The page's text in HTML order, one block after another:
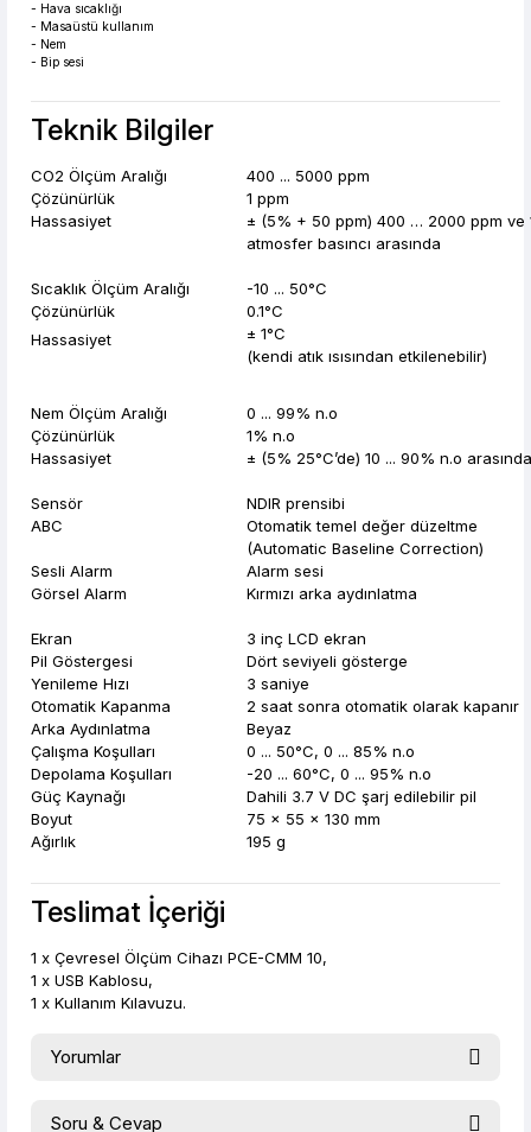
- Hava sıcaklığı
- Masaüstü kullanım
- Nem
- Bip sesi
Teknik Bilgiler
CO2 Ölçüm Aralığı
400 ... 5000 ppm
Çözünürlük
1 ppm
Hassasiyet
± (5% + 50 ppm) 400 … 2000 ppm ve
atmosfer basıncı arasında
Sıcaklık Ölçüm Aralığı
-10 ... 50°C
Çözünürlük
0.1°C
Hassasiyet
± 1°C
(kendi atık ısısından etkilenebilir)
Nem Ölçüm Aralığı
0 ... 99% n.o
Çözünürlük
1% n.o
Hassasiyet
± (5% 25°C’de) 10 ... 90% n.o arasında
Sensör
NDIR prensibi
ABC
Otomatik temel değer düzeltme
(Automatic Baseline Correction)
Sesli Alarm
Alarm sesi
Görsel Alarm
Kırmızı arka aydınlatma
Ekran
3 inç LCD ekran
Pil Göstergesi
Dört seviyeli gösterge
Yenileme Hızı
3 saniye
Otomatik Kapanma
2 saat sonra otomatik olarak kapanır
Arka Aydınlatma
Beyaz
Çalışma Koşulları
0 ... 50°C, 0 ... 85% n.o
Depolama Koşulları
-20 ... 60°C, 0 ... 95% n.o
Güç Kaynağı
Dahili 3.7 V DC şarj edilebilir pil
Boyut
75 x 55 x 130 mm
Ağırlık
195 g
Teslimat İçeriği
1 x Çevresel Ölçüm Cihazı PCE-CMM 10,
1 x USB Kablosu,
1 x Kullanım Kılavuzu.
Yorumlar
Soru & Cevap